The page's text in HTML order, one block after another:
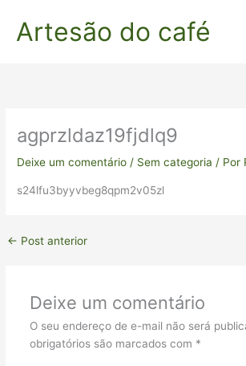
paraArtesão do café
agprzldaz19fjdlq9
Deixe um comentário / Sem categoria / Por
s24lfu3byyvbeg8qpm2v05zl
← Post anterior
Deixe um comentário
O seu endereço de e-mail não será
obrigatórios são marcados com *